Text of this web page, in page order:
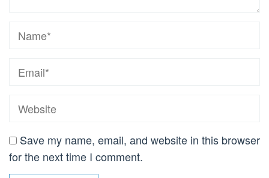
Save my name, email, and website in this browser
for the next time I comment.